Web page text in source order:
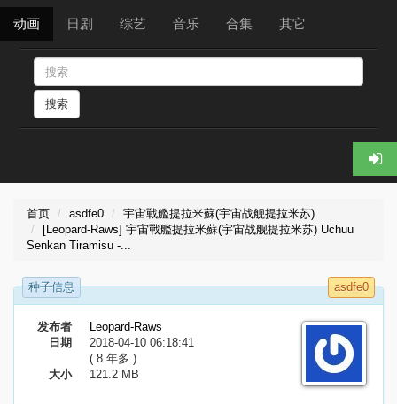
动画 日剧 综艺 音乐 合集 其它
搜索
首页 asdfe0
宇宙戰艦提拉米蘇(宇宙战舰提拉米苏)
[Leopard-Raws] 宇宙戰艦提拉米蘇(宇宙战舰提拉米苏) Uchuu
Senkan Tiramisu -...
种子信息 asdfe0
发布者
Leopard-Raws
日期
2018-04-10 06:18:41
( 8 年多 )
大小
121.2 MB